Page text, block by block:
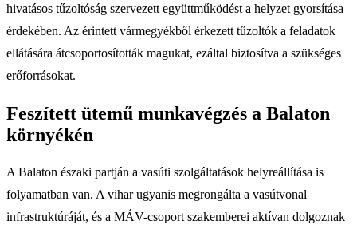
hivatásos tűzoltóság szervezett együttműködést a helyzet gyorsítása
érdekében. Az érintett vármegyékből érkezett tűzoltók a feladatok
ellátására átcsoportosították magukat, ezáltal biztosítva a szükséges
erőforrásokat.
Feszített ütemű munkavégzés a Balaton
környékén
A Balaton északi partján a vasúti szolgáltatások helyreállítása is
folyamatban van. A vihar ugyanis megrongálta a vasútvonal
infrastruktúráját, és a MÁV-csoport szakemberei aktívan dolgoznak